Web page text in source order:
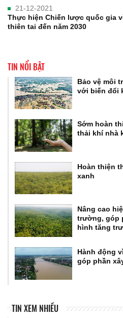
21-12-2021
Thực hiện Chiến lược quốc gia
thiên tai đến năm 2030
TIN NỔI BẬT
Bảo vệ môi
với biến đổi
Sớm hoàn
thải khí nhà
Hoàn thiện
xanh
Nâng cao
trường, góp
hình tăng
Hành động
góp phần
TIN XEM NHIỀU